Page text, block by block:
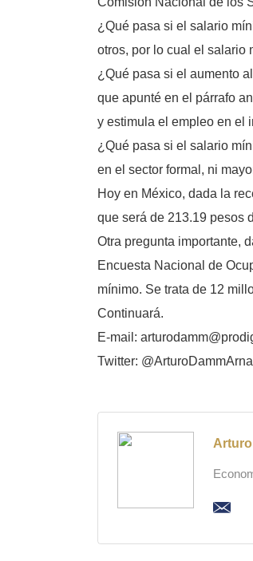
¿Qué pasa si el salario
otros, por lo cual el salario
¿Qué pasa si el aumento
que apunté en el párrafo
y estimula el empleo en el
¿Qué pasa si el salario
en el sector formal, ni
Hoy en México, dada la
que será de 213.19 pesos
Otra pregunta importante,
Encuesta Nacional de
mínimo. Se trata de 12
Continuará.
E-mail:
Twitter: @ArturoDammArnal
Arturo